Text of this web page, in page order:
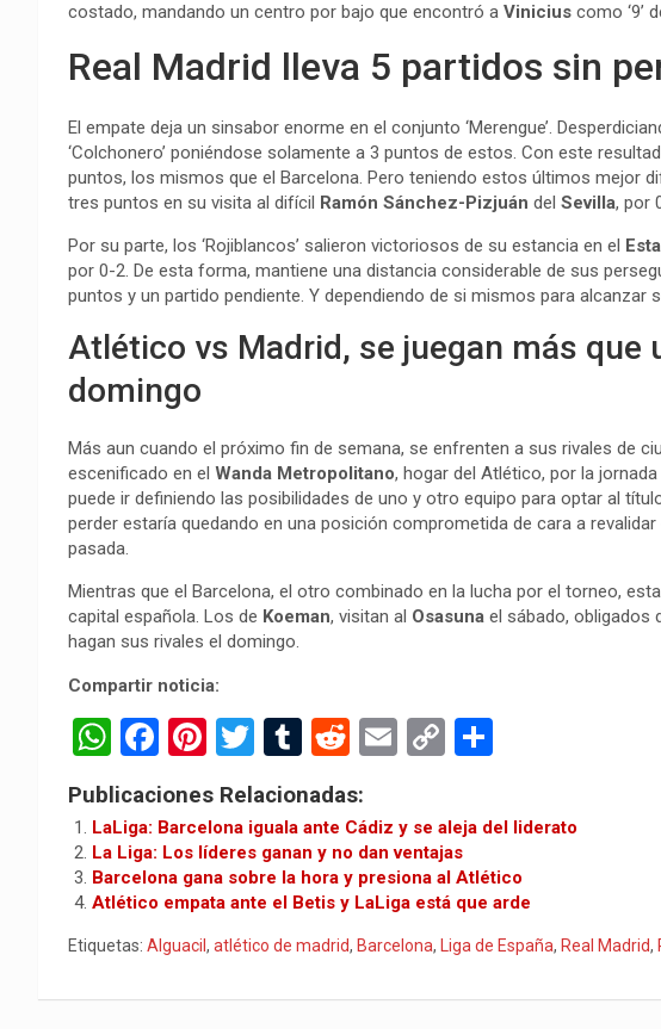
costado, mandando un centro por bajo que encontró a Vinicius como ‘9’
Real Madrid lleva 5 partidos sin
El empate deja un sinsabor enorme en el conjunto ‘Merengue’.
‘Colchonero’ poniéndose solamente a 3 puntos de estos. Con este
puntos, los mismos que el Barcelona. Pero teniendo estos últimos mejor
tres puntos en su visita al difícil Ramón Sánchez-Pizjuán del Sevilla, por
Por su parte, los ‘Rojiblancos’ salieron victoriosos de su estancia en el
por 0-2. De esta forma, mantiene una distancia considerable de sus
puntos y un partido pendiente. Y dependiendo de si mismos para alcanzar
Atlético vs Madrid, se juegan más que
domingo
Más aun cuando el próximo fin de semana, se enfrenten a sus rivales de
escenificado en el Wanda Metropolitano, hogar del Atlético, por la
puede ir definiendo las posibilidades de uno y otro equipo para optar al
perder estaría quedando en una posición comprometida de cara a
pasada.
Mientras que el Barcelona, el otro combinado en la lucha por el torneo,
capital española. Los de Koeman, visitan al Osasuna el sábado, obligados
hagan sus rivales el domingo.
Compartir noticia:
W
h
at
s
A
p
p
F
a
ce
b
o
o
k
Pi
nt
er
es
t
T
wi
tt
er
T
m
bl
r
R
d
di
t
E
ail
C
py
Li
n
k
m
ar
tir
Publicaciones Relacionadas:
LaLiga: Barcelona iguala ante Cádiz y se aleja del liderato
La Liga: Los líderes ganan y no dan ventajas
Barcelona gana sobre la hora y presiona al Atlético
Atlético empata ante el Betis y LaLiga está que arde
Etiquetas: Alguacil , atlético de madrid, Barcelona, Liga de España, Real Madrid,